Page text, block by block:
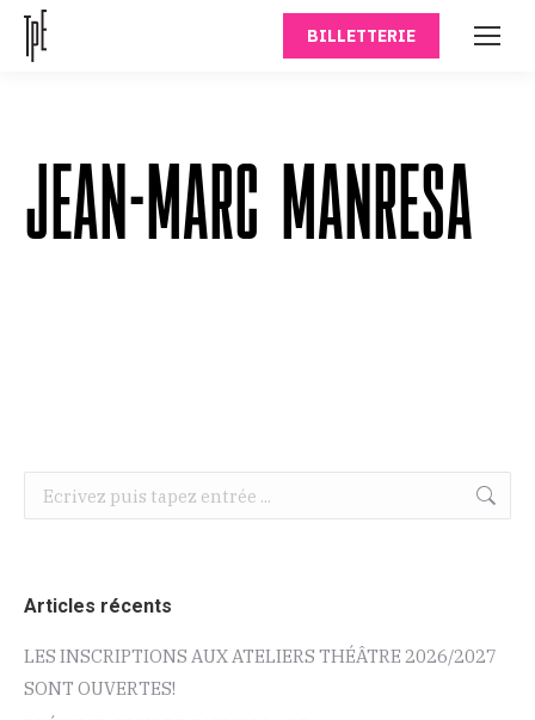
BILLETTERIE
JEAN-MARC MANRESA
Recherche
:
Articles récents
LES INSCRIPTIONS AUX ATELIERS THÉÂTRE 2026/2027
SONT OUVERTES!